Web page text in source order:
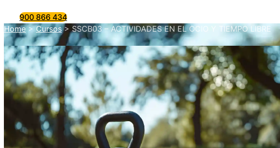
900 866 434
Home>Cursos>SSCB03 – ACTIVIDADES EN EL OCIO Y TIEMPO LIBRE